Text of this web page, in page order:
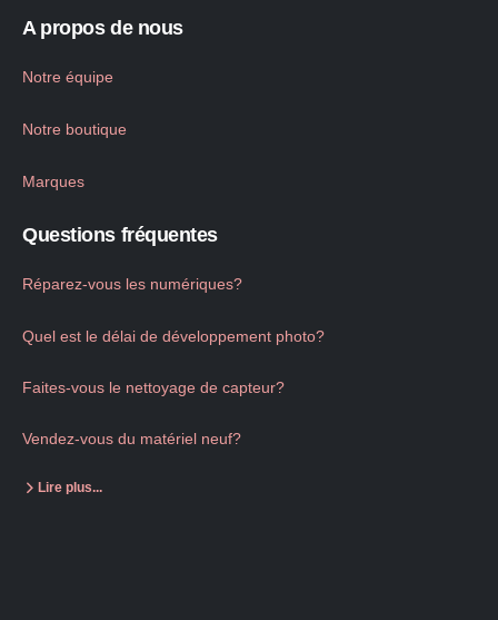
A propos de nous
Notre équipe
Notre boutique
Marques
Questions fréquentes
Réparez-vous les numériques?
Quel est le délai de développement photo?
Faites-vous le nettoyage de capteur?
Vendez-vous du matériel neuf?
Lire plus...